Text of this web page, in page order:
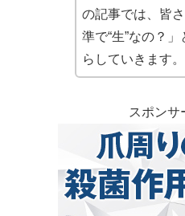
の記事では、皆
準で“生”なの？
らしていきます。
スポンサ